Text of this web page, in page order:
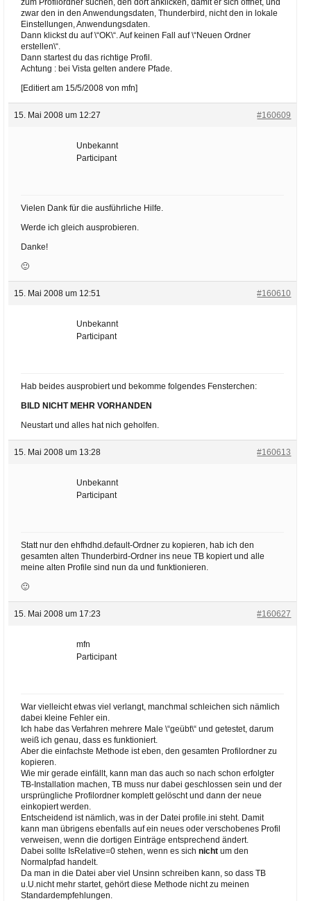
zwar den in den Anwendungsdaten, Thunderbird, nicht den in lokale
Einstellungen, Anwendungsdaten.
Dann klickst du auf \“OK\“. Auf keinen Fall auf \“Neuen Ordner
erstellen\“.
Dann startest du das richtige Profil.
Achtung : bei Vista gelten andere Pfade.
[Editiert am 15/5/2008 von mfn]
15. Mai 2008 um 12:27 #160609
Unbekannt
Participant
Vielen Dank für die ausführliche Hilfe.
Werde ich gleich ausprobieren.
Danke!
🙂
15. Mai 2008 um 12:51 #160610
Unbekannt
Participant
Hab beides ausprobiert und bekomme folgendes Fensterchen:
BILD NICHT MEHR VORHANDEN
Neustart und alles hat nich geholfen.
15. Mai 2008 um 13:28 #160613
Unbekannt
Participant
Statt nur den ehfhdhd.default-Ordner zu kopieren, hab ich den
gesamten alten Thunderbird-Ordner ins neue TB kopiert und alle
meine alten Profile sind nun da und funktionieren.
🙂
15. Mai 2008 um 17:23 #160627
mfn
Participant
War vielleicht etwas viel verlangt, manchmal schleichen sich nämlich
dabei kleine Fehler ein.
Ich habe das Verfahren mehrere Male \“geübt\“ und getestet, darum
weiß ich genau, dass es funktioniert.
Aber die einfachste Methode ist eben, den gesamten Profilordner zu
kopieren.
Wie mir gerade einfällt, kann man das auch so nach schon erfolgter
TB-Installation machen, TB muss nur dabei geschlossen sein und der
ursprüngliche Profilordner komplett gelöscht und dann der neue
einkopiert werden.
Entscheidend ist nämlich, was in der Datei profile.ini steht. Damit
kann man übrigens ebenfalls auf ein neues oder verschobenes Profil
verweisen, wenn die dortigen Einträge entsprechend ändert.
Dabei sollte IsRelative=0 stehen, wenn es sich nichtum den
Normalpfad handelt.
Da man in die Datei aber viel Unsinn schreiben kann, so dass TB
u.U.nicht mehr startet, gehört diese Methode nicht zu meinen
Standardempfehlungen.